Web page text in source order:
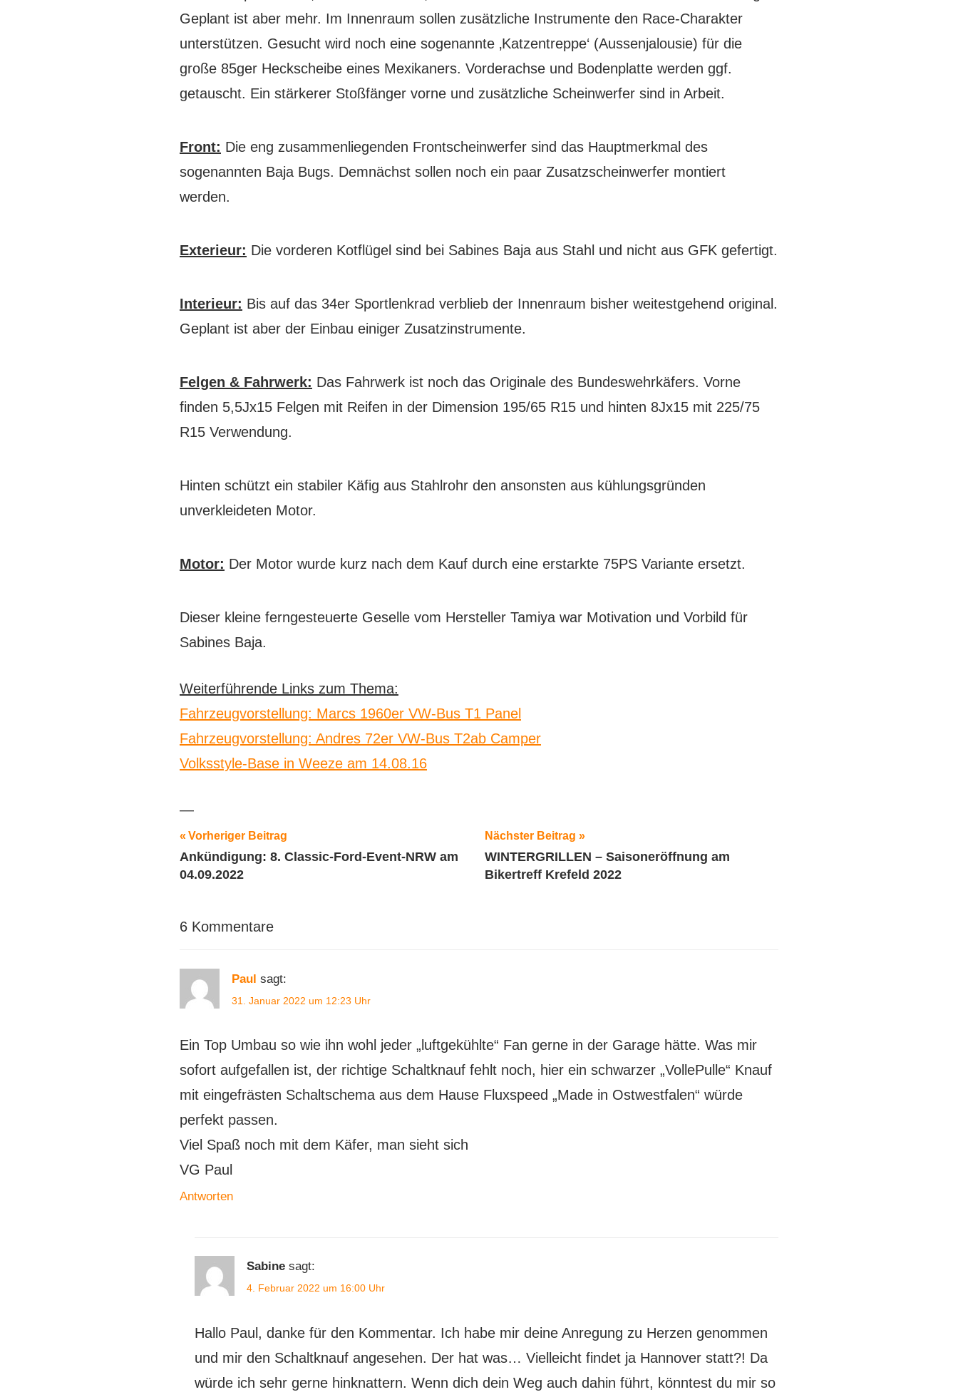
Geplant ist aber mehr. Im Innenraum sollen zusätzliche Instrumente den Race-Charakter
unterstützen. Gesucht wird noch eine sogenannte ‚Katzentreppe‘ (Aussenjalousie) für die
große 85ger Heckscheibe eines Mexikaners. Vorderachse und Bodenplatte werden ggf.
getauscht. Ein stärkerer Stoßfänger vorne und zusätzliche Scheinwerfer sind in Arbeit.
Front: Die eng zusammenliegenden Frontscheinwerfer sind das Hauptmerkmal des
sogenannten Baja Bugs. Demnächst sollen noch ein paar Zusatzscheinwerfer montiert
werden.
Exterieur: Die vorderen Kotflügel sind bei Sabines Baja aus Stahl und nicht aus GFK gefertigt.
Interieur: Bis auf das 34er Sportlenkrad verblieb der Innenraum bisher weitestgehend original.
Geplant ist aber der Einbau einiger Zusatzinstrumente.
Felgen & Fahrwerk: Das Fahrwerk ist noch das Originale des Bundeswehrkäfers. Vorne
finden 5,5Jx15 Felgen mit Reifen in der Dimension 195/65 R15 und hinten 8Jx15 mit 225/75
R15 Verwendung.
Hinten schützt ein stabiler Käfig aus Stahlrohr den ansonsten aus kühlungsgründen
unverkleideten Motor.
Motor: Der Motor wurde kurz nach dem Kauf durch eine erstarkte 75PS Variante ersetzt.
Dieser kleine ferngesteuerte Geselle vom Hersteller Tamiya war Motivation und Vorbild für
Sabines Baja.
Weiterführende Links zum Thema:
Fahrzeugvorstellung: Marcs 1960er VW-Bus T1 Panel
Fahrzeugvorstellung: Andres 72er VW-Bus T2ab Camper
Volksstyle-Base in Weeze am 14.08.16
—
Schlagwörter:
2021,
Fahrzeugvorstellung
Luftgekühlt ,
Tuning
Beitragsnavigation
Vorheriger Beitrag
Ankündigung: 8. Classic-Ford-Event-NRW am
04.09.2022
Nächster Beitrag
WINTERGRILLEN – Saisoneröffnung am
Bikertreff Krefeld 2022
6 Kommentare
Paul sagt:
31. Januar 2022 um 12:23 Uhr
Ein Top Umbau so wie ihn wohl jeder „luftgekühlte“ Fan gerne in der Garage hätte. Was mir
sofort aufgefallen ist, der richtige Schaltknauf fehlt noch, hier ein schwarzer „VollePulle“ Knauf
mit eingefrästen Schaltschema aus dem Hause Fluxspeed „Made in Ostwestfalen“ würde
perfekt passen.
Viel Spaß noch mit dem Käfer, man sieht sich
VG Paul
Antworten
Sabine sagt:
4. Februar 2022 um 16:00 Uhr
Hallo Paul, danke für den Kommentar. Ich habe mir deine Anregung zu Herzen genommen
und mir den Schaltknauf angesehen. Der hat was… Vielleicht findet ja Hannover statt?! Da
würde ich sehr gerne hinknattern. Wenn dich dein Weg auch dahin führt, könntest du mir so